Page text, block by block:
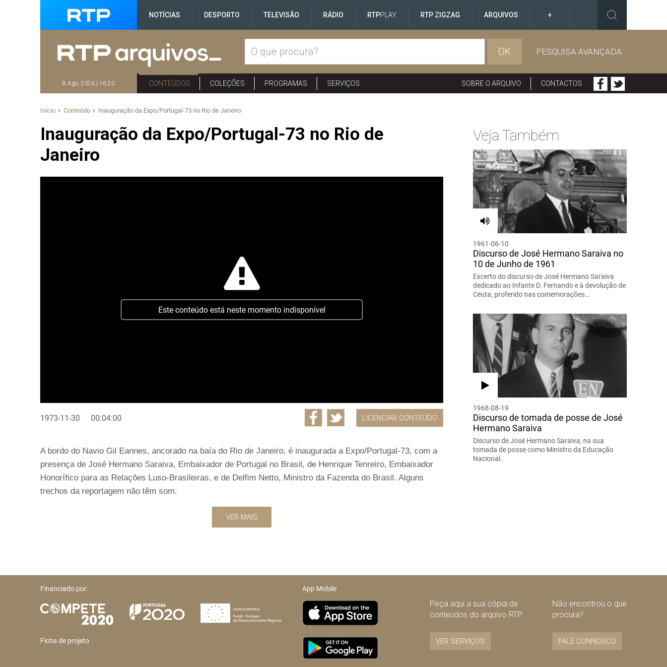
NOTÍCIAS DESPORTO TELEVISÃO RÁDIO RTPPLAY RTP ZIGZAG ARQUIVOS +
OK PESQUISA AVANÇADA
8 Ago. 2026 | 16:20 CONTEÚDOS COLEÇÕES PROGRAMAS SERVIÇOS SOBRE O ARQUIVO CONTACTOS
Início Conteúdo Inauguração da Expo/Portugal-73 no Rio de Janeiro
Inauguração da Expo/Portugal-73 no Rio de
Janeiro
Este conteúdo está neste momento indisponível
1973-11-30 00:04:00 LICENCIAR CONTEÚDO
A bordo do Navio Gil Eannes, ancorado na baía do Rio de Janeiro, é inaugurada a Expo/Portugal-73, com a
presença de José Hermano Saraiva, Embaixador de Portugal no Brasil, de Henrique Tenreiro, Embaixador
Honorífico para as Relações Luso-Brasileiras, e de Delfim Netto, Ministro da Fazenda do Brasil. Alguns
trechos da reportagem não têm som.
VER MAIS
Veja Também
1961-06-10
Discurso de José Hermano Saraiva no
10 de Junho de 1961
Excerto do discurso de José Hermano Saraiva
dedicado ao Infante D. Fernando e à devolução de
Ceuta, proferido nas comemorações…
1968-08-19
Discurso de tomada de posse de José
Hermano Saraiva
Discurso de José Hermano Saraiva, na sua
tomada de posse como Ministro da Educação
Nacional.
Financiado por:
Ficha de projeto
App Mobile
Peça aqui a sua cópia de
conteúdos do arquivo RTP
VER SERVIÇOS
Não encontrou o que
procura?
FALE CONNOSCO